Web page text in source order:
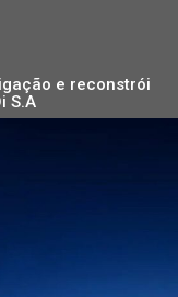
e reconstrói
S.A